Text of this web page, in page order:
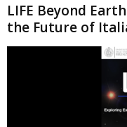
LIFE Beyond
the Future of